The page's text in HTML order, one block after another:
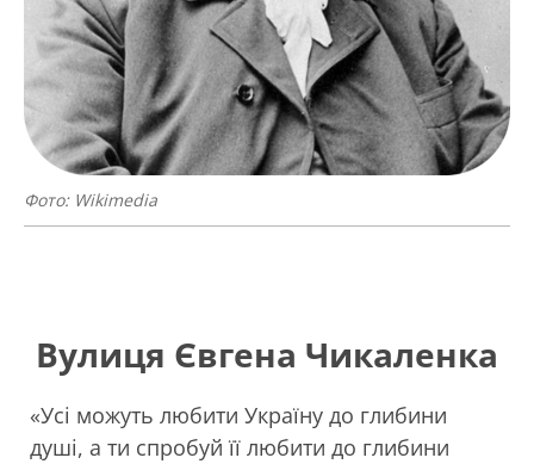
Фото: Wikimedia
Вулиця Євгена Чикаленка
«Усі можуть любити Україну до глибини
душі, а ти спробуй її любити до глибини